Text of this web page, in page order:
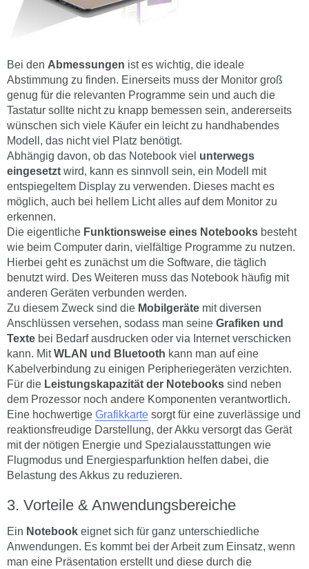
Bei den Abmessungen ist es wichtig, die ideale
Abstimmung zu finden. Einerseits muss der Monitor groß
genug für die relevanten Programme sein und auch die
Tastatur sollte nicht zu knapp bemessen sein, andererseits
wünschen sich viele Käufer ein leicht zu handhabendes
Modell, das nicht viel Platz benötigt.
Abhängig davon, ob das Notebook viel unterwegs
eingesetzt wird, kann es sinnvoll sein, ein Modell mit
entspiegeltem Display zu verwenden. Dieses macht es
möglich, auch bei hellem Licht alles auf dem Monitor zu
erkennen.
Die eigentliche Funktionsweise eines Notebooks besteht
wie beim Computer darin, vielfältige Programme zu nutzen.
Hierbei geht es zunächst um die Software, die täglich
benutzt wird. Des Weiteren muss das Notebook häufig mit
anderen Geräten verbunden werden.
Zu diesem Zweck sind die Mobilgeräte mit diversen
Anschlüssen versehen, sodass man seine Grafiken und
Texte bei Bedarf ausdrucken oder via Internet verschicken
kann. MitWLAN und Bluetooth kann man auf eine
Kabelverbindung zu einigen Peripheriegeräten verzichten.
Für die Leistungskapazität der Notebooks sind neben
dem Prozessor noch andere Komponenten verantwortlich.
Eine hochwertige Grafikkarte sorgt für eine zuverlässige und
reaktionsfreudige Darstellung, der Akku versorgt das Gerät
mit der nötigen Energie und Spezialausstattungen wie
Flugmodus und Energiesparfunktion helfen dabei, die
Belastung des Akkus zu reduzieren.
Vorteile & Anwendungsbereiche
Ein Notebook eignet sich für ganz unterschiedliche
Anwendungen. Es kommt bei der Arbeit zum Einsatz, wenn
man eine Präsentation erstellt und diese durch die